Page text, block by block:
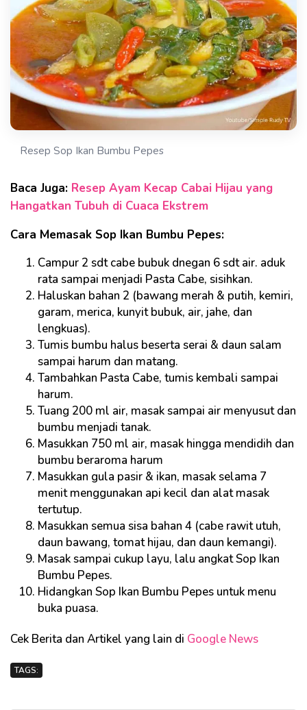
Resep Sop Ikan Bumbu Pepes
Baca Juga: Resep Ayam Kecap Cabai Hijau yang
Hangatkan Tubuh di Cuaca Ekstrem
Cara Memasak Sop Ikan Bumbu Pepes:
Campur 2 sdt cabe bubuk dnegan 6 sdt air. aduk
rata sampai menjadi Pasta Cabe, sisihkan.
Haluskan bahan 2 (bawang merah & putih, kemiri,
garam, merica, kunyit bubuk, air, jahe, dan
lengkuas).
Tumis bumbu halus beserta serai & daun salam
sampai harum dan matang.
Tambahkan Pasta Cabe, tumis kembali sampai
harum.
Tuang 200 ml air, masak sampai air menyusut dan
bumbu menjadi tanak.
Masukkan 750 ml air, masak hingga mendidih dan
bumbu beraroma harum
Masukkan gula pasir & ikan, masak selama 7
menit menggunakan api kecil dan alat masak
tertutup.
Masukkan semua sisa bahan 4 (cabe rawit utuh,
daun bawang, tomat hijau, dan daun kemangi).
Masak sampai cukup layu, lalu angkat Sop Ikan
Bumbu Pepes.
Hidangkan Sop Ikan Bumbu Pepes untuk menu
buka puasa.
Cek Berita dan Artikel yang lain di Google News
TAGS: